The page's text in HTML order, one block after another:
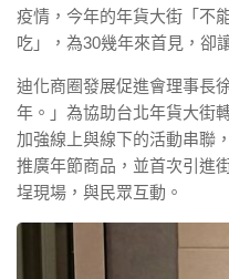
疫情，今年的年貨大街「不
吃」，為30幾年來首見，卻
迪化商圈發展促進會理事長
年。」為協助台北年貨大街
加強線上與線下的活動串聯
推廣年節商品，並首次引進
埕現場，與民眾互動。